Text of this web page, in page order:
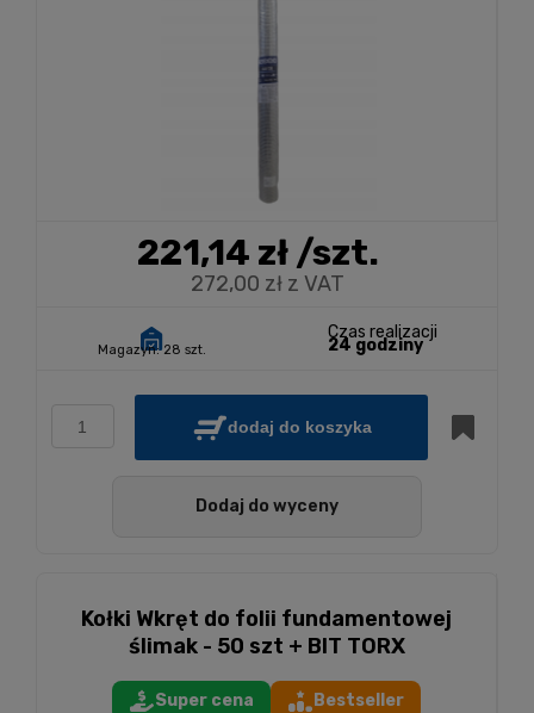
221,14 zł/szt.
272,00 zł z VAT
Magazyn: 28 szt.
Czas realizacji
24 godziny
dodaj do koszyka
Dodaj do wyceny
Kołki Wkręt do folii fundamentowej
ślimak - 50 szt + BIT TORX
Super cena Bestseller